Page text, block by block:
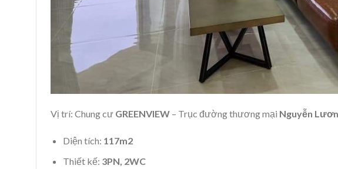
Vị trí: Chung cư GREENVIEW – Trục đường thương mại Nguyễn
Diện tích: 117m2
Thiết kế: 3PN, 2WC